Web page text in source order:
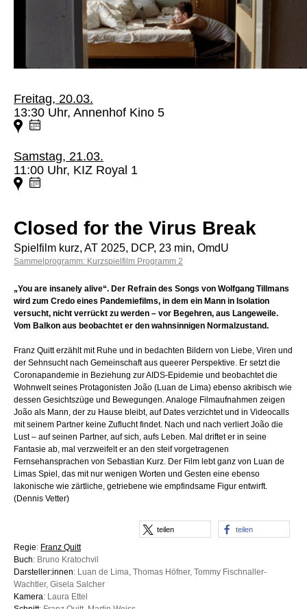
Freitag, 20.03.
13:30 Uhr, Annenhof Kino 5
Samstag, 21.03.
11:00 Uhr, KIZ Royal 1
Closed for the Virus Break
Spielfilm kurz, AT 2025, DCP, 23 min, OmdU
Sammelprogramm: Kurzspielfilm Programm 2
„You are insanely alive“. Der Refrain des Songs von Wolfgang Tillmans
wird zum Credo eines Pandemiefilms, in dem ein Mann in Isolation
versucht, nicht verrückt zu werden – vor Begehren, aus Langeweile.
Vom Balkon aus beobachtet er den wahnsinnigen Normalzustand.
Franz Quitt erzählt mit Ruhe und in bedachten Bildern von Liebe, Viren und
der Sehnsucht nach Gemeinschaft aus queerer Perspektive. Er setzt die
Coronapandemie in Beziehung zur AIDS-Epidemie und beobachtet die
Wohnwelt seines Protagonisten João (Luan de Lima) ebenso akribisch wie
dessen Gesichtszüge und Bewegungen. Analoge Filmaufnahmen zeigen
João als Mann, der zu Hause bleibt, auf Dates verzichtet und in Videocalls
mit seinem Partner keine Zuflucht findet. Nach und nach verliert João die
Lust – auf seinen Partner, auf sich, aufs Leben. Mal driftet er in seine
Fantasie ab, mal verzweifelt er an den steif vorgetragenen
Fernsehansprachen von Sebastian Kurz. Der Film lebt ganz von Luan de
Limas Spiel, das mit nur wenigen Worten und Gesten eine ebenso
lakonische wie zärtliche, getriebene wie empfindsame Figur entwirft.
(Dennis Vetter)
teilen teilen
Regie: Franz Quitt
Buch: Bruno Kratochvil
Darsteller:innen: Luan de Lima, Thomas Höfner, Tommy Fischnaller-
Wachtler, Gisela Salcher
Kamera: Laura Ettel